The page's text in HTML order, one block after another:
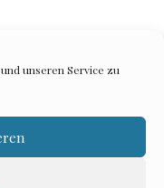
unseren Service zu